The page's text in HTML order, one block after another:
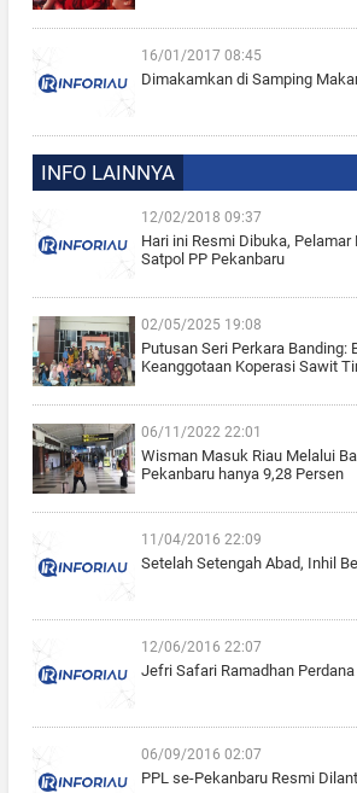
16/01/2017 08:45
Dimakamkan di Samping
INFO LAINNYA
12/02/2018 09:37
Hari ini Resmi Dibuka,
Satpol PP Pekanbaru
02/05/2025 19:08
Putusan Seri Perkara Banding:
Keanggotaan Koperasi Sawit
06/11/2022 22:01
Wisman Masuk Riau Melalui
Pekanbaru hanya 9,28 Persen
11/04/2016 22:09
Setelah Setengah Abad, Inhil
12/06/2016 22:07
Jefri Safari Ramadhan
06/09/2016 02:07
PPL se-Pekanbaru Resmi